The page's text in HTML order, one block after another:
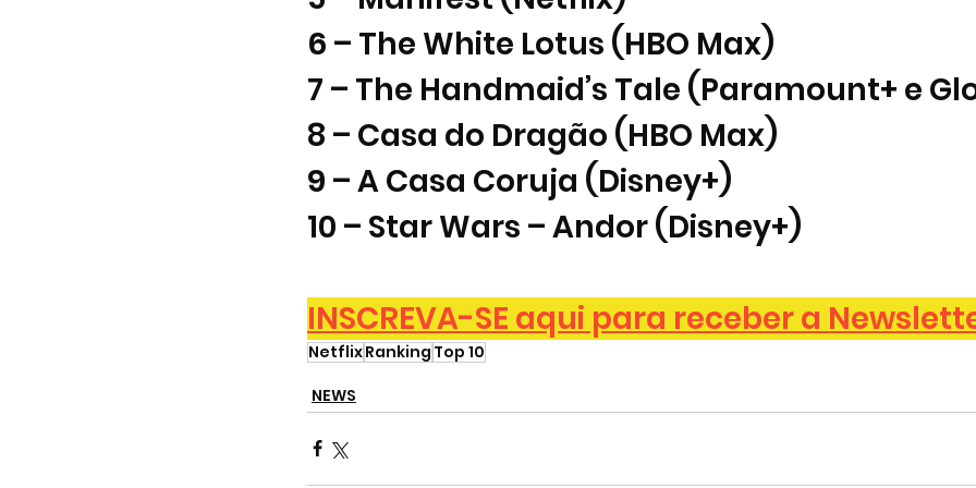
6 – The White Lotus (HBO Max)
7 – The Handmaid’s Tale (Paramount+ e
8 – Casa do Dragão (HBO Max)
9 – A Casa Coruja (Disney+)
10 – Star Wars – Andor (Disney+)
INSCREVA-SE aqui para receber a
NetflixRanking Top 10
NEWS